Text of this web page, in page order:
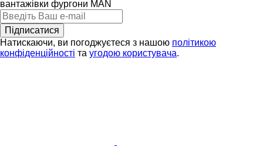
вантажівки фургони MAN
Підписатися
Натискаючи, ви погоджуєтеся з нашою політикою
конфіденційності та угодою користувача.